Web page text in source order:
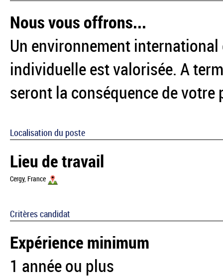
Nous vous offrons...
Un environnement
individuelle est valorisée. A
seront la conséquence de votre
Localisation du poste
Lieu de travail
Cergy, France
Critères candidat
Expérience minimum
1 année ou plus